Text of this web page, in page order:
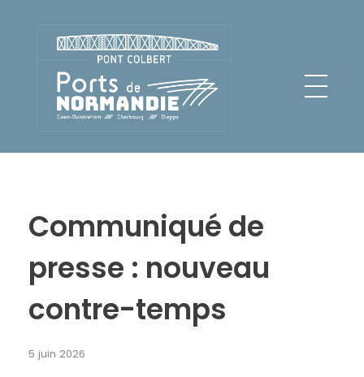
Communiqué de
presse : nouveau
contre-temps
5 juin 2026